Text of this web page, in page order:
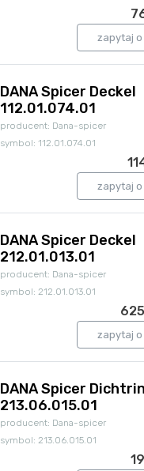
zapytaj
DANA Spicer Deckel
112.01.074.01
producent: Dana-spicer
symbol: 112.01.074.01
zapytaj
DANA Spicer Deckel
212.01.013.01
producent: Dana-spicer
symbol: 212.01.013.01
zapytaj
DANA Spicer
213.06.015.01
producent: Dana-spicer
symbol: 213.06.015.01